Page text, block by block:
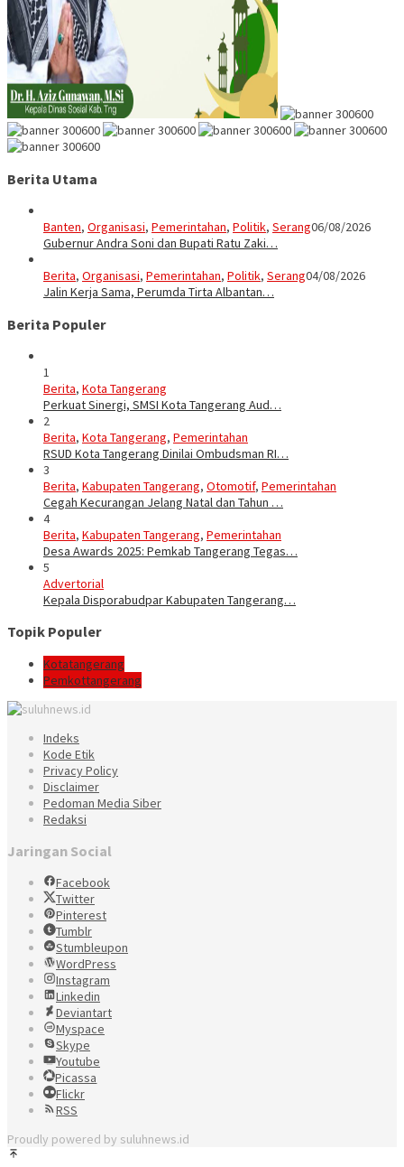
Berita Utama
Banten, Organisasi, Pemerintahan, Politik, Serang06/08/2026
Gubernur Andra Soni dan Bupati Ratu Zaki…
Berita, Organisasi, Pemerintahan, Politik, Serang04/08/2026
Jalin Kerja Sama, Perumda Tirta Albantan…
Berita Populer
1
Berita, Kota Tangerang
Perkuat Sinergi, SMSI Kota Tangerang Aud…
2
Berita, Kota Tangerang, Pemerintahan
RSUD Kota Tangerang Dinilai Ombudsman RI…
3
Berita, Kabupaten Tangerang, Otomotif, Pemerintahan
Cegah Kecurangan Jelang Natal dan Tahun …
4
Berita, Kabupaten Tangerang, Pemerintahan
Desa Awards 2025: Pemkab Tangerang Tegas…
5
Advertorial
Kepala Disporabudpar Kabupaten Tangerang…
Topik Populer
Kotatangerang
Pemkottangerang
Indeks
Kode Etik
Privacy Policy
Disclaimer
Pedoman Media Siber
Redaksi
Jaringan Social
Facebook
Twitter
Pinterest
Tumblr
Stumbleupon
WordPress
Instagram
Linkedin
Deviantart
Myspace
Skype
Youtube
Picassa
Flickr
RSS
Proudly powered by suluhnews.id